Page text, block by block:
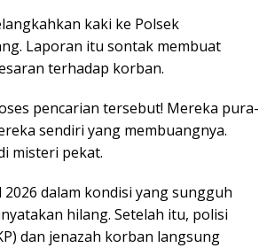
kaki ke Polsek
Laporan itu sontak membuat
terhadap korban.
pencarian tersebut! Mereka pura-
sendiri yang membuangnya.
misteri pekat.
dalam kondisi yang sungguh
hilang. Setelah itu, polisi
dan jenazah korban langsung